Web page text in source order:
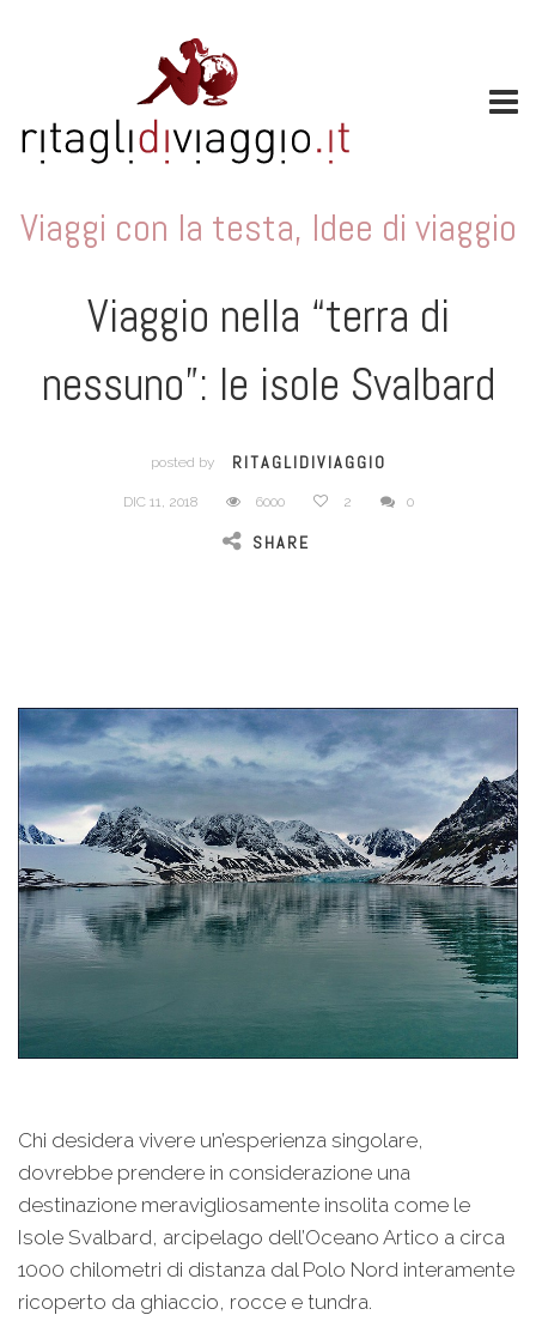
Viaggi con la testa, Idee di viaggio
Viaggio nella “terra di
nessuno”: le isole Svalbard
posted by RITAGLIDIVIAGGIO
DIC 11, 2018 6000 2 0
SHARE
Chi desidera vivere un’esperienza singolare,
dovrebbe prendere in considerazione una
destinazione meravigliosamente insolita come le
Isole Svalbard, arcipelago dell’Oceano Artico a circa
1000 chilometri di distanza dal Polo Nord interamente
ricoperto da ghiaccio, rocce e tundra.